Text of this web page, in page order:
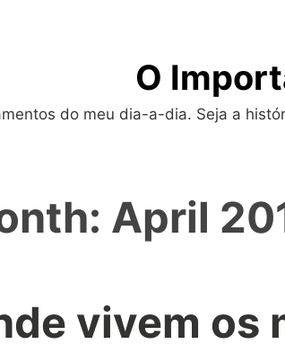
O
do meu dia-a-dia. Seja a
April
vivem os